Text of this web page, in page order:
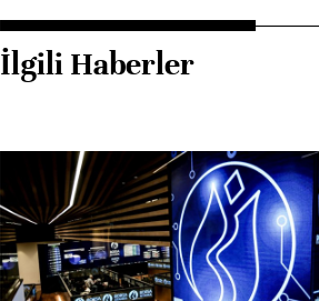
İlgili Haberler